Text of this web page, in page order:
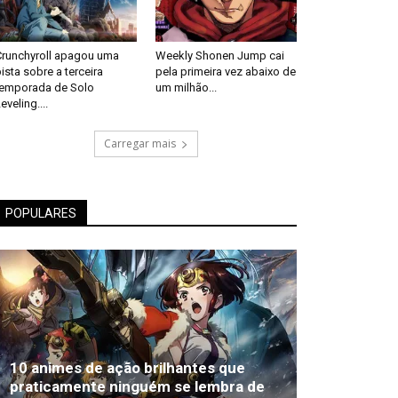
apagou uma
sobre a terceira
de Solo
Weekly Shonen Jump cai
pela primeira vez abaixo de
um milhão...
Carregar mais
POPULARES
10 animes de ação brilhantes que
praticamente ninguém se lembra de